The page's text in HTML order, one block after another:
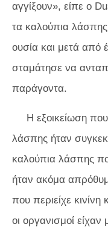
αγγίξουν», είπε ο
τα καλούπια
ουσία και μετά από
σταμάτησε να
παράγοντα.
Η εξοικείωση
λάσπης ήταν
καλούπια λάσπης
ήταν ακόμα
που περιείχε κινίνη
οι οργανισμοί